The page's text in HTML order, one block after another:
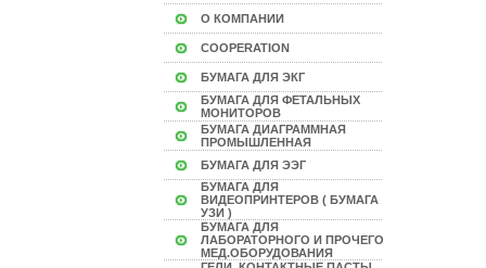
О КОМПАНИИ
COOPERATION
БУМАГА ДЛЯ ЭКГ
БУМАГА ДЛЯ ФЕТАЛЬНЫХ
МОНИТОРОВ
БУМАГА ДИАГРАММНАЯ
ПРОМЫШЛЕННАЯ
БУМАГА ДЛЯ ЭЭГ
БУМАГА ДЛЯ
ВИДЕОПРИНТЕРОВ ( БУМАГА
УЗИ )
БУМАГА ДЛЯ
ЛАБОРАТОРНОГО И ПРОЧЕГО
МЕД.ОБОРУДОВАНИЯ